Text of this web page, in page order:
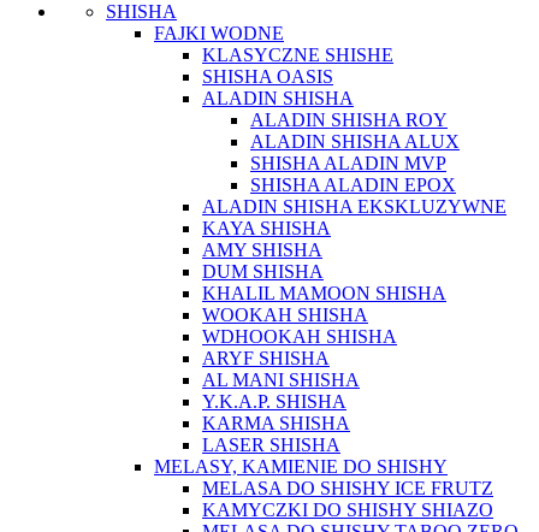
SHISHA
FAJKI WODNE
KLASYCZNE SHISHE
SHISHA OASIS
ALADIN SHISHA
ALADIN SHISHA ROY
ALADIN SHISHA ALUX
SHISHA ALADIN MVP
SHISHA ALADIN EPOX
ALADIN SHISHA EKSKLUZYWNE
KAYA SHISHA
AMY SHISHA
DUM SHISHA
KHALIL MAMOON SHISHA
WOOKAH SHISHA
WDHOOKAH SHISHA
ARYF SHISHA
AL MANI SHISHA
Y.K.A.P. SHISHA
KARMA SHISHA
LASER SHISHA
MELASY, KAMIENIE DO SHISHY
MELASA DO SHISHY ICE FRUTZ
KAMYCZKI DO SHISHY SHIAZO